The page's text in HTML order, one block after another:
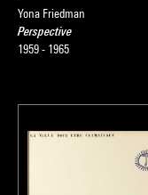
Yona Friedman
Perspective
1959 - 1965